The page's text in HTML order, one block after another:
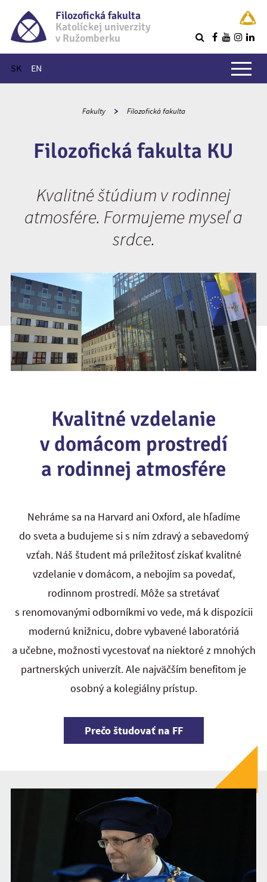
Filozofická fakulta
Katolíckej univerzity
v Ružomberku
SK EN
Hlavné menu
Fakulty Filozofická fakulta
Filozofická fakulta KU
Kvalitné štúdium v rodinnej
atmosfére. Formujeme myseľ a
srdce.
Kvalitné vzdelanie
v domácom prostredí
a rodinnej atmosfére
Nehráme sa na Harvard ani Oxford, ale hľadíme
do sveta a budujeme si s ním zdravý a sebavedomý
vzťah. Náš študent má príležitosť získať kvalitné
vzdelanie v domácom, a nebojím sa povedať,
rodinnom prostredí. Môže sa stretávať
s renomovanými odborníkmi vo vede, má k dispozícii
modernú knižnicu, dobre vybavené laboratóriá
a učebne, možnosti vycestovať na niektoré z mnohých
partnerských univerzít. Ale najväčším benefitom je
osobný a kolegiálny prístup.
Prečo študovať na FF